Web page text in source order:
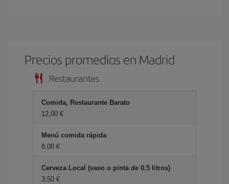
Precios promedios en Madrid
Restaurantes
Comida, Restaurante Barato
12,00 €
Menú comida rápida
8,00 €
Cerveza Local (vaso o pinta de 0.5 litros)
3,50 €